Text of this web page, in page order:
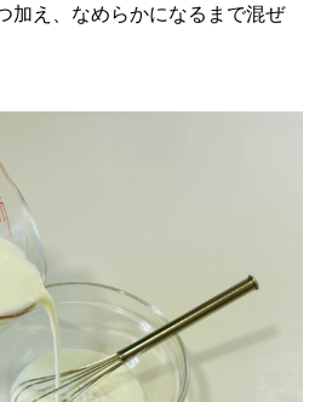
え、なめらかになるまで混ぜ